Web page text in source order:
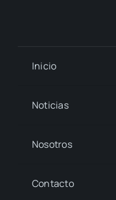
Inicio
Noticias
Nosotros
Contacto